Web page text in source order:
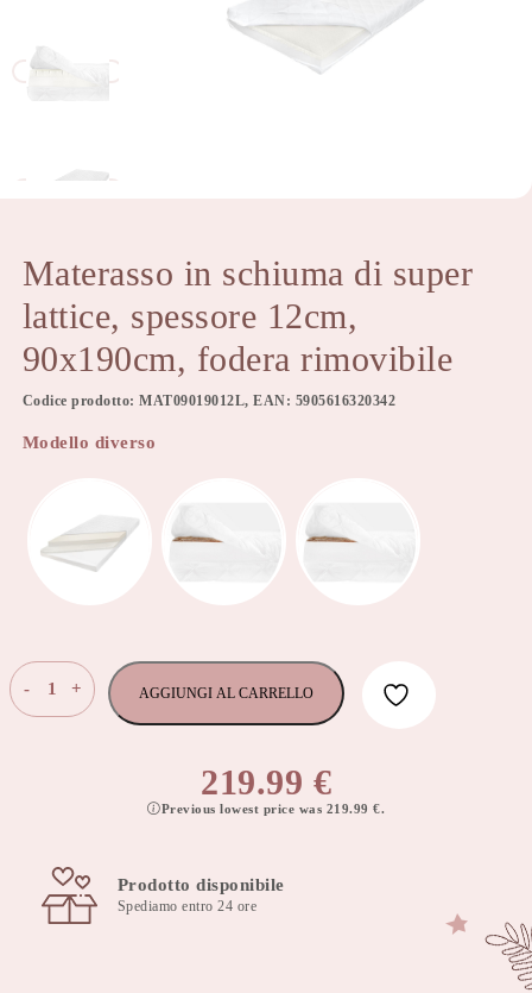
Materasso in schiuma di super
lattice, spessore 12cm,
90x190cm, fodera rimovibile
Codice prodotto: MAT09019012L, EAN: 5905616320342
Modello diverso
-
Materasso
12cm,
90x190cm,
fodera
+ AGGIUNGI AL CARRELLO
219.99 €
Previous lowest price was 219.99 €.
Prodotto disponibile
Spediamo entro 24 ore